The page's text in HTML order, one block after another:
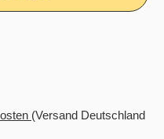
(Versand Deutschland